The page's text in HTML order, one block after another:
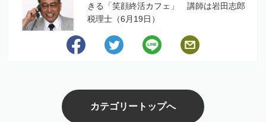
きる「笑顔終活カフェ」 講師は岩田志郎
税理士（6月19日）
カテゴリートップへ